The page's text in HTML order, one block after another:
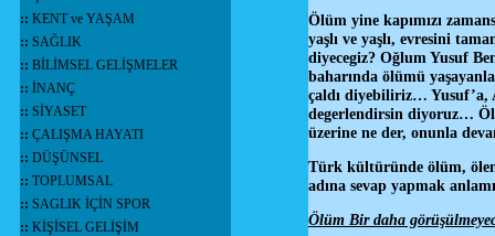
:: KENT ve YAŞAM
:: SAĞLIK
:: BİLİMSEL GELİŞMELER
:: İNANÇ
:: SİYASET
:: ÇALIŞMA HAYATI
:: DÜŞÜNSEL
:: TOPLUMSAL
:: SAGLIK İÇİN SPOR
:: KİŞİSEL GELİŞİM
Ölüm yine kapımızı
yaşlı ve yaşlı, evresini
diyecegiz? Oğlum Yusuf
baharında ölümü
çaldı diyebiliriz… Yusuf’a,
degerlendirsin diyoruz…
üzerine ne der, onunla
Türk kültüründe ölüm,
adına sevap yapmak
Ölüm Bir daha